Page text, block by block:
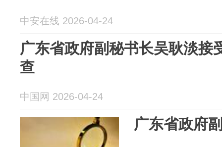
中安在线 2026-04-24
广东省政府副秘书长吴耿淡接
查
中国网 2026-04-24
广东省政府